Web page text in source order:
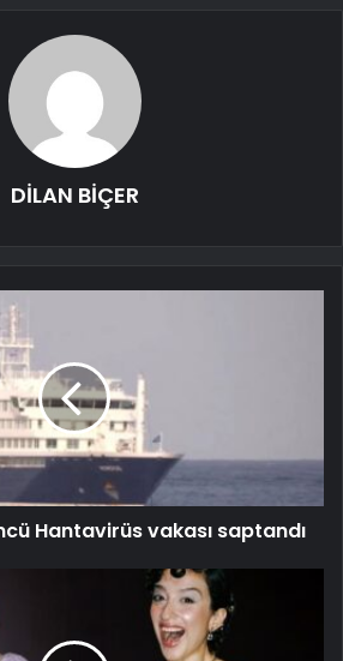
DİLAN BİÇER
Hantavirüs vakası saptandı